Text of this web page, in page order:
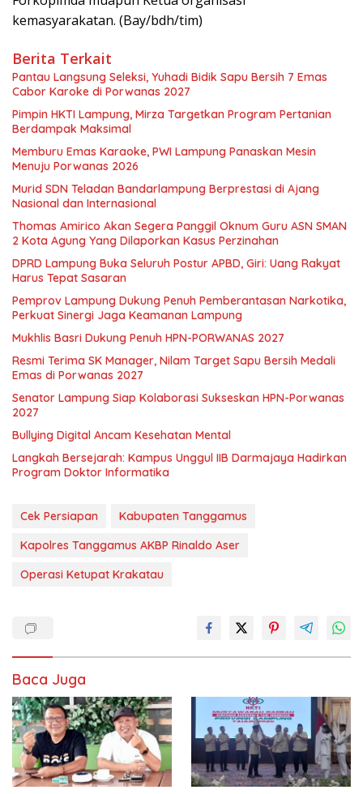
kemasyarakatan. (Bay/bdh/tim)
Berita Terkait
Pantau Langsung Seleksi, Yuhadi Bidik Sapu Bersih 7 Emas
Cabor Karoke di Porwanas 2027
Pimpin HKTI Lampung, Mirza Targetkan Program Pertanian
Berdampak Maksimal
Memburu Emas Karaoke, PWI Lampung Panaskan Mesin
Menuju Porwanas 2026
Murid SDN Teladan Bandarlampung Berprestasi di Ajang
Nasional dan Internasional
Thomas Amirico Akan Segera Panggil Oknum Guru ASN SMAN
2 Kota Agung Yang Dilaporkan Kasus Perzinahan
DPRD Lampung Buka Seluruh Postur APBD, Giri: Uang Rakyat
Harus Tepat Sasaran
Pemprov Lampung Dukung Penuh Pemberantasan Narkotika,
Perkuat Sinergi Jaga Keamanan Lampung
Mukhlis Basri Dukung Penuh HPN-PORWANAS 2027
Resmi Terima SK Manager, Nilam Target Sapu Bersih Medali
Emas di Porwanas 2027
Senator Lampung Siap Kolaborasi Sukseskan HPN-Porwanas
2027
Bullying Digital Ancam Kesehatan Mental
Langkah Bersejarah: Kampus Unggul IIB Darmajaya Hadirkan
Program Doktor Informatika
Cek Persiapan
Kabupaten Tanggamus
Kapolres Tanggamus AKBP Rinaldo Aser
Operasi Ketupat Krakatau
Baca Juga